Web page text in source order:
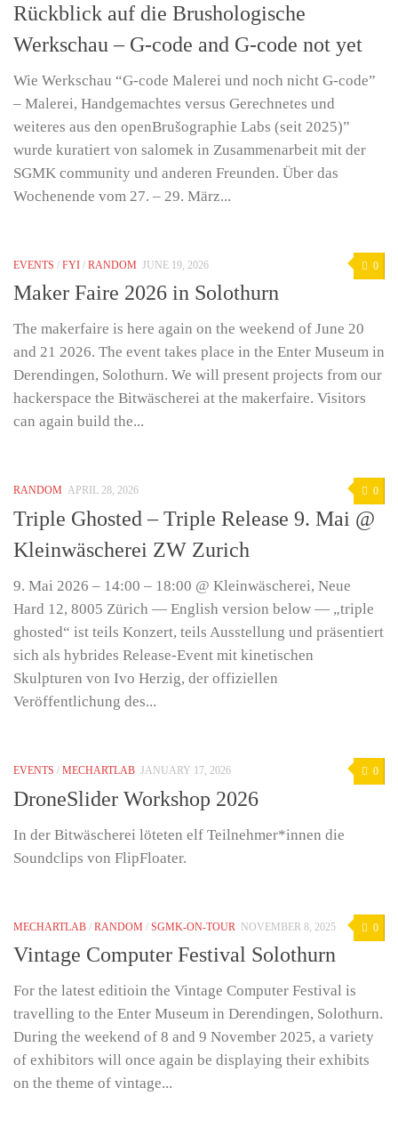
Rückblick auf die Brushologische
Werkschau – G-code and G-code not yet
Wie Werkschau “G-code Malerei und noch nicht G-code”
– Malerei, Handgemachtes versus Gerechnetes und
weiteres aus den openBrušographie Labs (seit 2025)”
wurde kuratiert von salomek in Zusammenarbeit mit der
SGMK community und anderen Freunden. Über das
Wochenende vom 27. – 29. März...
0
EVENTS / FYI / RANDOM JUNE 19, 2026
Maker Faire 2026 in Solothurn
The makerfaire is here again on the weekend of June 20
and 21 2026. The event takes place in the Enter Museum in
Derendingen, Solothurn. We will present projects from our
hackerspace the Bitwäscherei at the makerfaire. Visitors
can again build the...
0
RANDOM APRIL 28, 2026
Triple Ghosted – Triple Release 9. Mai @
Kleinwäscherei ZW Zurich
9. Mai 2026 – 14:00 – 18:00 @ Kleinwäscherei, Neue
Hard 12, 8005 Zürich — English version below — „triple
ghosted“ ist teils Konzert, teils Ausstellung und präsentiert
sich als hybrides Release-Event mit kinetischen
Skulpturen von Ivo Herzig, der offiziellen
Veröffentlichung des...
0
EVENTS / MECHARTLAB JANUARY 17, 2026
DroneSlider Workshop 2026
In der Bitwäscherei löteten elf Teilnehmer*innen die
Soundclips von FlipFloater.
0
MECHARTLAB / RANDOM / SGMK-ON-TOUR NOVEMBER 8, 2025
Vintage Computer Festival Solothurn
For the latest editioin the Vintage Computer Festival is
travelling to the Enter Museum in Derendingen, Solothurn.
During the weekend of 8 and 9 November 2025, a variety
of exhibitors will once again be displaying their exhibits
on the theme of vintage...